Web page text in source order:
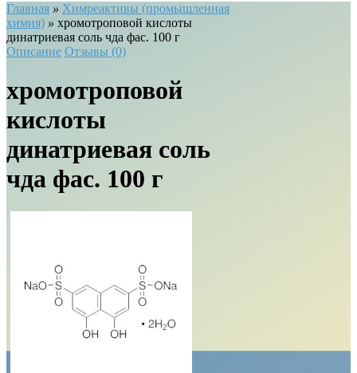
Главная » Химреактивы (промышленная
химия) » хромотроповой кислоты
динатриевая соль чда фас. 100 г
Описание Отзывы (0)
хромотроповой
кислоты
динатриевая соль
чда фас. 100 г